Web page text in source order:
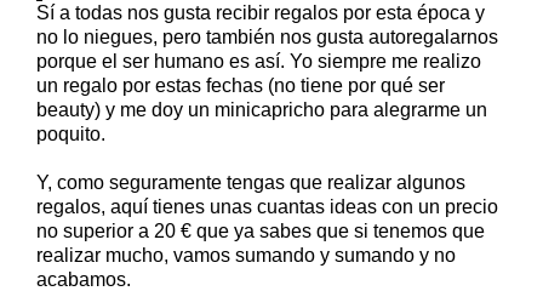
Sí a todas nos gusta recibir regalos por esta época y
no lo niegues, pero también nos gusta autoregalarnos
porque el ser humano es así. Yo siempre me realizo
un regalo por estas fechas (no tiene por qué ser
beauty) y me doy un minicapricho para alegrarme un
poquito.
Y, como seguramente tengas que realizar algunos
regalos, aquí tienes unas cuantas ideas con un precio
no superior a 20 € que ya sabes que si tenemos que
realizar mucho, vamos sumando y sumando y no
acabamos.